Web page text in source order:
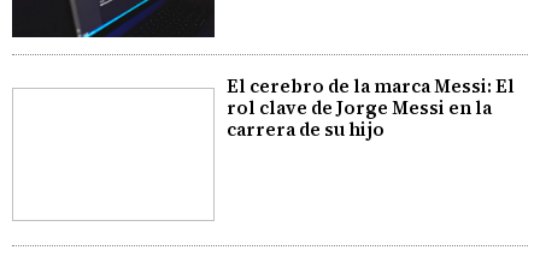
El cerebro de la marca Messi: El
rol clave de Jorge Messi en la
carrera de su hijo